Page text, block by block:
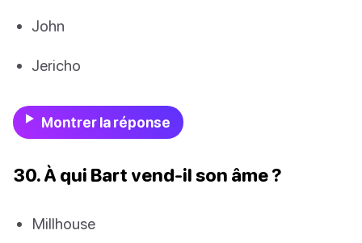
John
Jericho
Montrer la réponse
30. À qui Bart vend-il son âme ?
Millhouse